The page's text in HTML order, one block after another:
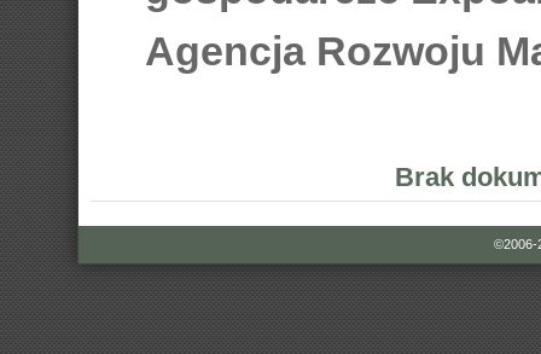
Agencja Rozwoju
Brak
©2006-